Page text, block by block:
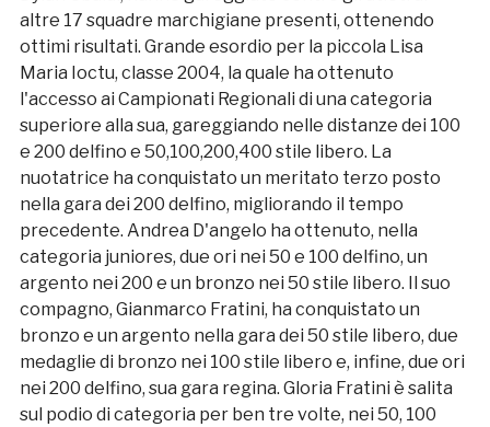
altre 17 squadre marchigiane presenti, ottenendo
ottimi risultati. Grande esordio per la piccola Lisa
Maria Ioctu, classe 2004, la quale ha ottenuto
l'accesso ai Campionati Regionali di una categoria
superiore alla sua, gareggiando nelle distanze dei 100
e 200 delfino e 50,100,200,400 stile libero. La
nuotatrice ha conquistato un meritato terzo posto
nella gara dei 200 delfino, migliorando il tempo
precedente. Andrea D'angelo ha ottenuto, nella
categoria juniores, due ori nei 50 e 100 delfino, un
argento nei 200 e un bronzo nei 50 stile libero. Il suo
compagno, Gianmarco Fratini, ha conquistato un
bronzo e un argento nella gara dei 50 stile libero, due
medaglie di bronzo nei 100 stile libero e, infine, due ori
nei 200 delfino, sua gara regina. Gloria Fratini è salita
sul podio di categoria per ben tre volte, nei 50, 100